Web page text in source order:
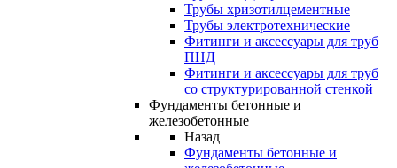
Трубы хризотилцементные
Трубы электротехнические
Фитинги и аксессуары для труб
ПНД
Фитинги и аксессуары для труб
со структурированной стенкой
Фундаменты бетонные и
железобетонные
Назад
Фундаменты бетонные и